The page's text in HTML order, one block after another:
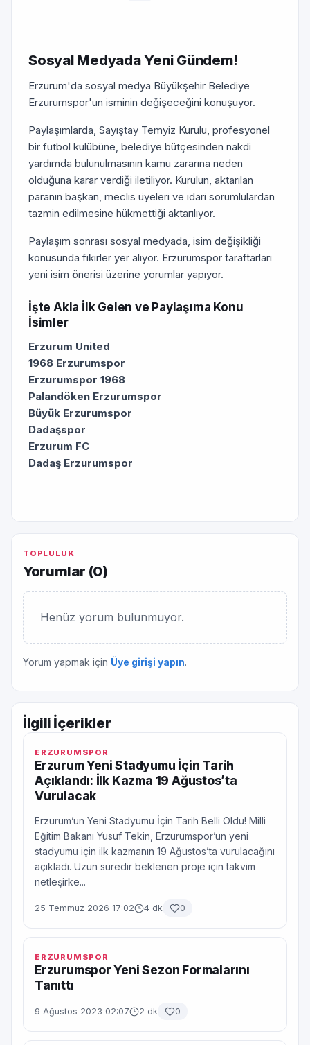
Sosyal Medyada Yeni Gündem!
Erzurum'da sosyal medya Büyükşehir Belediye
Erzurumspor'un isminin değişeceğini konuşuyor.
Paylaşımlarda, Sayıştay Temyiz Kurulu, profesyonel
bir futbol kulübüne, belediye bütçesinden nakdi
yardımda bulunulmasının kamu zararına neden
olduğuna karar verdiği iletiliyor. Kurulun, aktarılan
paranın başkan, meclis üyeleri ve idari sorumlulardan
tazmin edilmesine hükmettiği aktarılıyor.
Paylaşım sonrası sosyal medyada, isim değişikliği
konusunda fikirler yer alıyor. Erzurumspor taraftarları
yeni isim önerisi üzerine yorumlar yapıyor.
İşte Akla İlk Gelen ve Paylaşıma Konu
İsimler
Erzurum United
1968 Erzurumspor
Erzurumspor 1968
Palandöken Erzurumspor
Büyük Erzurumspor
Dadaşspor
Erzurum FC
Dadaş Erzurumspor
TOPLULUK
Yorumlar (0)
Henüz yorum bulunmuyor.
Yorum yapmak için Üye girişi yapın.
İlgili İçerikler
ERZURUMSPOR
Erzurum Yeni Stadyumu İçin Tarih
Açıklandı: İlk Kazma 19 Ağustos’ta
Vurulacak
Erzurum’un Yeni Stadyumu İçin Tarih Belli Oldu! Milli
Eğitim Bakanı Yusuf Tekin, Erzurumspor’un yeni
stadyumu için ilk kazmanın 19 Ağustos’ta vurulacağını
açıkladı. Uzun süredir beklenen proje için takvim
netleşirke...
25 Temmuz 2026 17:02 4 dk 0
ERZURUMSPOR
Erzurumspor Yeni Sezon Formalarını
Tanıttı
9 Ağustos 2023 02:07 2 dk 0